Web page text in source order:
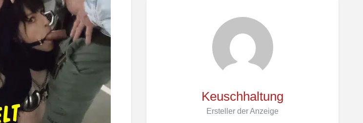
Keuschhaltung
Ersteller der Anzeige